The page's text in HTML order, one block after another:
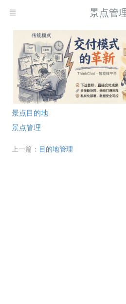
景点管
景点目的地
景点管理
上一篇： 目的地管理